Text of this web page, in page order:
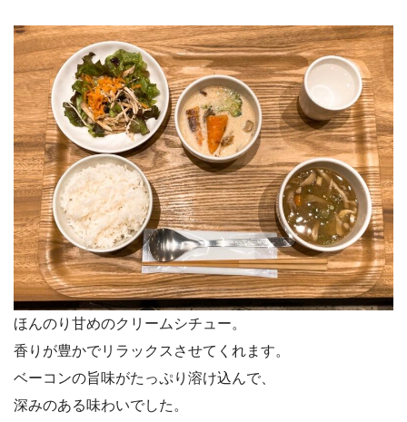
ほんのり甘めのクリームシチュー。
香りが豊かでリラックスさせてくれます。
ベーコンの旨味がたっぷり溶け込んで、
深みのある味わいでした。